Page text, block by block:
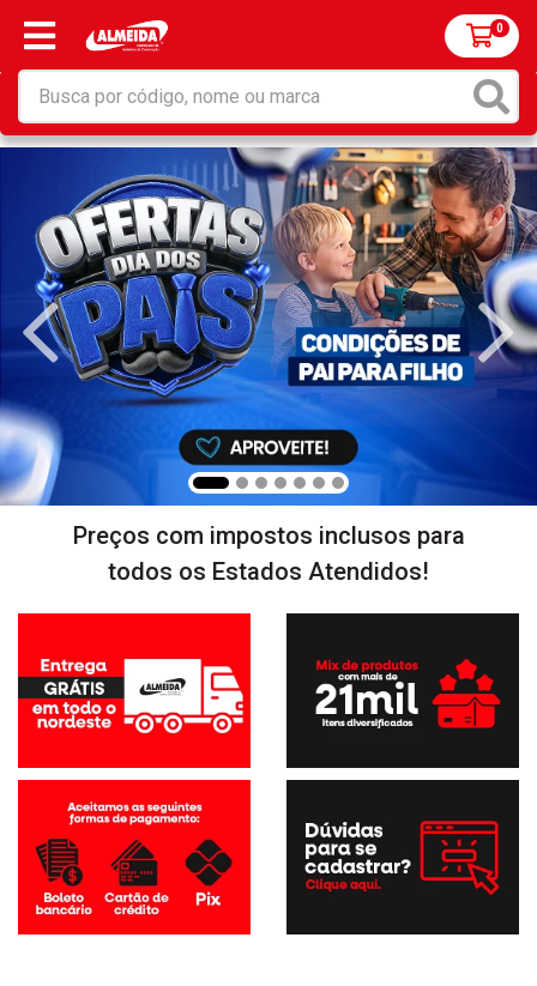
0
Preços com impostos inclusos para
todos os Estados Atendidos!